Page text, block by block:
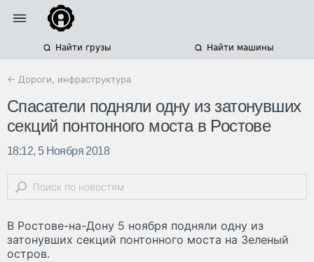
Найти грузы Найти машины
← Дороги, инфраструктура
Спасатели подняли одну из затонувших
секций понтонного моста в Ростове
18:12, 5 Ноября 2018
В Ростове-на-Дону 5 ноября подняли одну из
затонувших секций понтонного моста на Зеленый
остров.